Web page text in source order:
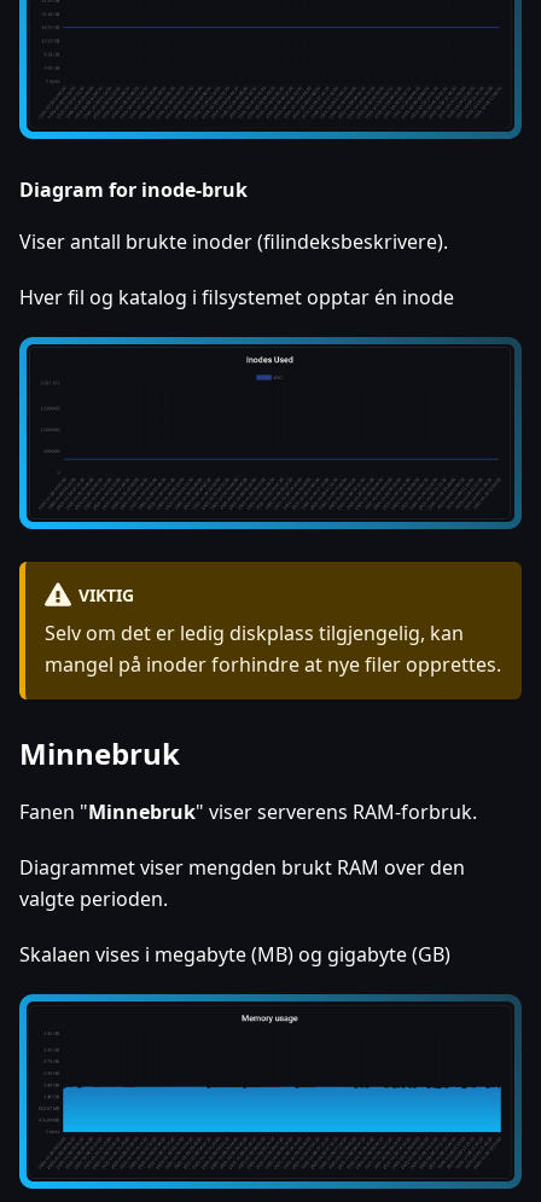
Diagram for inode-bruk
Viser antall brukte inoder (filindeksbeskrivere).
Hver fil og katalog i filsystemet opptar én inode
VIKTIG
Selv om det er ledig diskplass tilgjengelig, kan
mangel på inoder forhindre at nye filer opprettes.
Minnebruk
Fanen "Minnebruk" viser serverens RAM-forbruk.
Diagrammet viser mengden brukt RAM over den
valgte perioden.
Skalaen vises i megabyte (MB) og gigabyte (GB)